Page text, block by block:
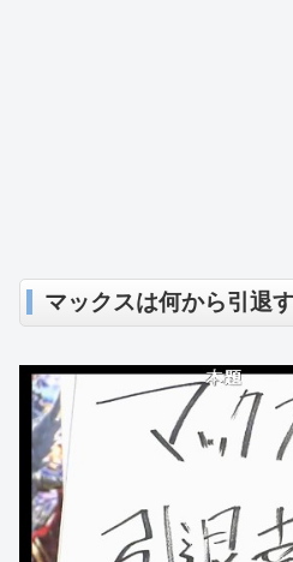
マックスは何から引退